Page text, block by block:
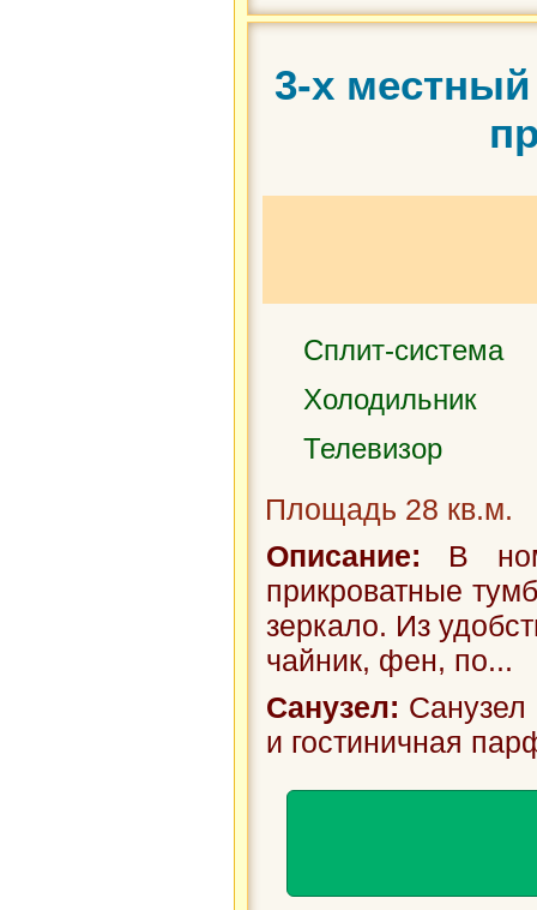
3-х
Сплит-система
Холодильник
Телевизор
Площадь 28 кв.м.
Описание: В
прикроватные
зеркало. Из
чайник, фен, по...
Санузел:
и гостиничная